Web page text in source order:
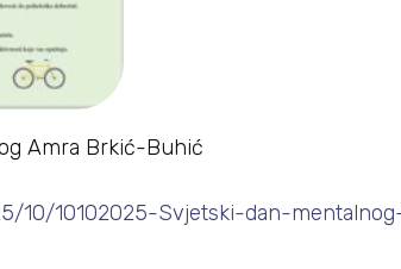
Amra Brkić-Buhić
10/10102025-Svjetski-dan-